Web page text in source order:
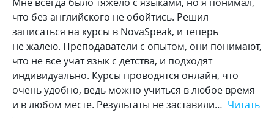
что без английского не обойтись. Решил
записаться на курсы в NovaSpeak, и теперь
не жалею. Преподаватели с опытом, они понимают,
что не все учат язык с детства, и подходят
индивидуально. Курсы проводятся онлайн, что
очень удобно, ведь можно учиться в любое время
и в любом месте. Результаты не заставили… Читать